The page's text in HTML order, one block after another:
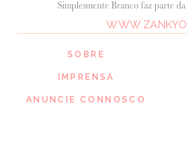
SOBRE
IMPRENSA
ANUNCIE CONNOSCO
Simplesmente Branco faz parte